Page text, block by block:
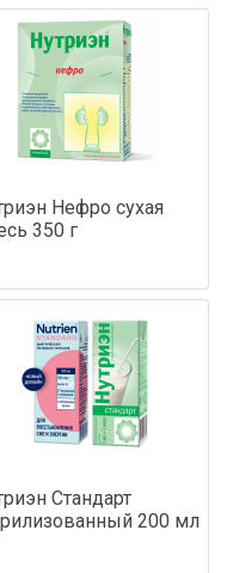
Нефро сухая
350 г
Стандарт
200 мл